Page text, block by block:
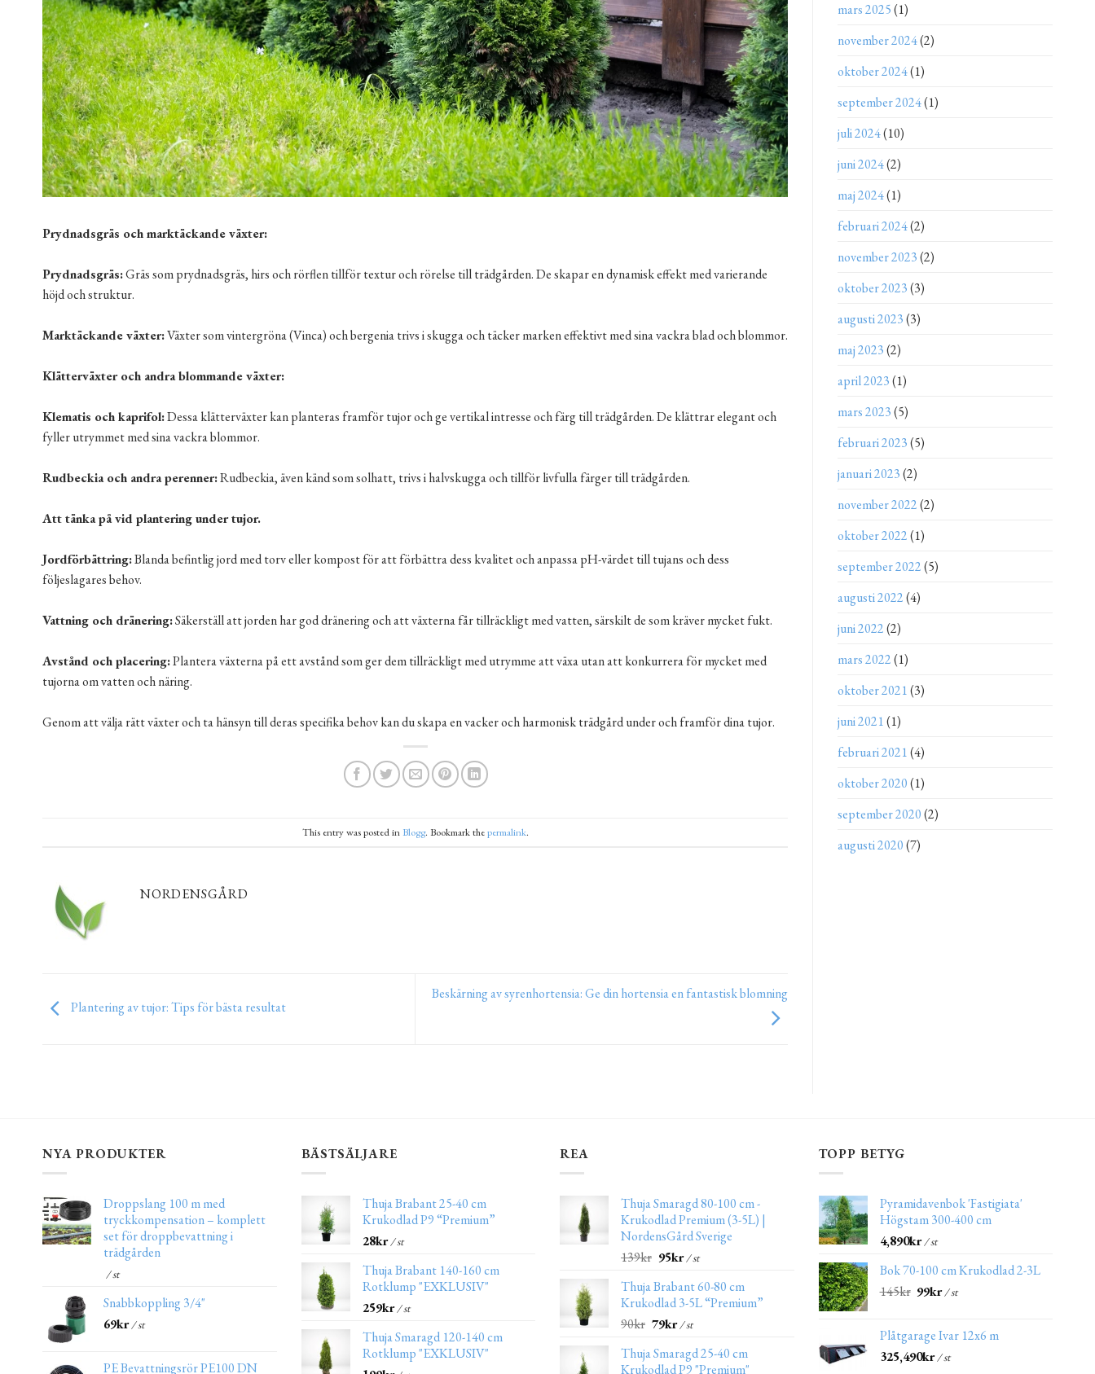
Prydnadsgräs och marktäckande växter:
Prydnadsgräs:Gräs som prydnadsgräs, hirs och rörflen tillför textur och rörelse till trädgården. De skapar en dynamisk effekt med varierande
höjd och struktur.
Marktäckande växter:Växter som vintergröna (Vinca) och bergenia trivs i skugga och täcker marken effektivt med sina vackra blad och blommor.
Klätterväxter och andra blommande växter:
Klematis och kaprifol:Dessa klätterväxter kan planteras framför tujor och ge vertikal intresse och färg till trädgården. De klättrar elegant och
fyller utrymmet med sina vackra blommor.
Rudbeckia och andra perenner:Rudbeckia, även känd som solhatt, trivs i halvskugga och tillför livfulla färger till trädgården.
Att tänka på vid plantering under tujor.
Jordförbättring:Blanda befintlig jord med torv eller kompost för att förbättra dess kvalitet och anpassa pH-värdet till tujans och dess
följeslagares behov.
Vattning och dränering:Säkerställ att jorden har god dränering och att växterna får tillräckligt med vatten, särskilt de som kräver mycket fukt.
Avstånd och placering:Plantera växterna på ett avstånd som ger dem tillräckligt med utrymme att växa utan att konkurrera för mycket med
tujorna om vatten och näring.
Genom att välja rätt växter och ta hänsyn till deras specifika behov kan du skapa en vacker och harmonisk trädgård under och framför dina tujor.
This entry was posted in Blogg. Bookmark thepermalink.
NORDENSGÅRD
Plantering av tujor: Tips för bästa resultat
Beskärning av syrenhortensia: Ge din hortensia en fantastisk blomning
mars 2025(1)
november 2024(2)
oktober 2024(1)
september 2024(1)
juli 2024(10)
juni 2024(2)
maj 2024(1)
februari 2024(2)
november 2023(2)
oktober 2023(3)
augusti 2023(3)
maj 2023(2)
april 2023(1)
mars 2023(5)
februari 2023(5)
januari 2023(2)
november 2022(2)
oktober 2022(1)
september 2022(5)
augusti 2022(4)
juni 2022(2)
mars 2022(1)
oktober 2021(3)
juni 2021(1)
februari 2021(4)
oktober 2020(1)
september 2020(2)
augusti 2020(7)
NYA PRODUKTER
Droppslang 100 m med
tryckkompensation – komplett
set för droppbevattning i
trädgården
/ st
Snabbkoppling 3/4"
69kr/ st
PE Bevattningsrör PE100 DN
BÄSTSÄLJARE
Thuja Brabant 25-40 cm
Krukodlad P9 “Premium”
28kr/ st
Thuja Brabant 140-160 cm
Rotklump "EXKLUSIV"
259kr/ st
Thuja Smaragd 120-140 cm
Rotklump "EXKLUSIV"
REA
Thuja Smaragd 80-100 cm -
Krukodlad Premium (3-5L) |
NordensGård Sverige
139kr 95kr/ st
Thuja Brabant 60-80 cm
Krukodlad 3-5L “Premium”
90kr 79kr/ st
Thuja Smaragd 25-40 cm
Krukodlad P9 "Premium"
TOPP BETYG
Pyramidavenbok 'Fastigiata'
Högstam 300-400 cm
4,890kr/ st
Bok 70-100 cm Krukodlad 2-3L
145kr 99kr/ st
Plåtgarage Ivar 12x6 m
325,490kr/ st